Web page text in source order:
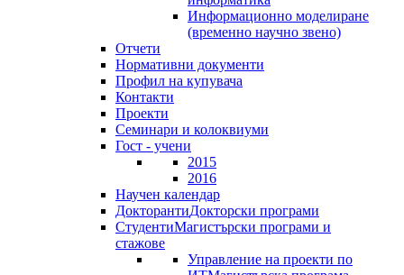
Информационно моделиране
(временно научно звено)
Отчети
Нормативни документи
Профил на купувача
Контакти
Проекти
Семинари и колоквиуми
Гост - учени
2015
2016
Научен календар
ДокторантиДокторски програми
СтудентиМагистърски програми и
стажове
Управление на проекти по